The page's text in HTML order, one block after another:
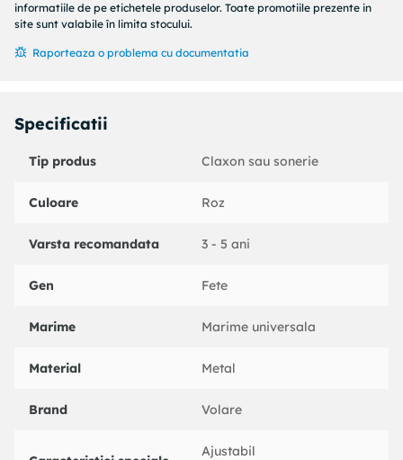
participanti la trafic.
Adauga un plus de stil si distractie bicicletei sau
trotinetei copilului tau.
Aceasta sonerie LOL Surprise nu doar ca adauga un element
siguranta sa in timp ce se bucura de plimbarile pe doua roti.
informatiile de pe etichetele produselor. Toate promotiile prezente in
site sunt valabile în limita stocului.
Raporteaza o problema cu documentatia
Specificatii
Tip produs Claxon sau sonerie
Culoare Roz
Varsta recomandata 3 - 5 ani
Gen Fete
Marime Marime universala
Material Metal
Brand Volare
Ajustabil